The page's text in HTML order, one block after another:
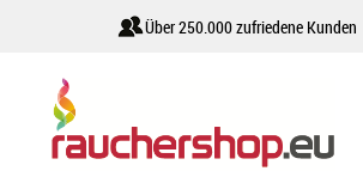
Über 250.000 zufriedene Kunden